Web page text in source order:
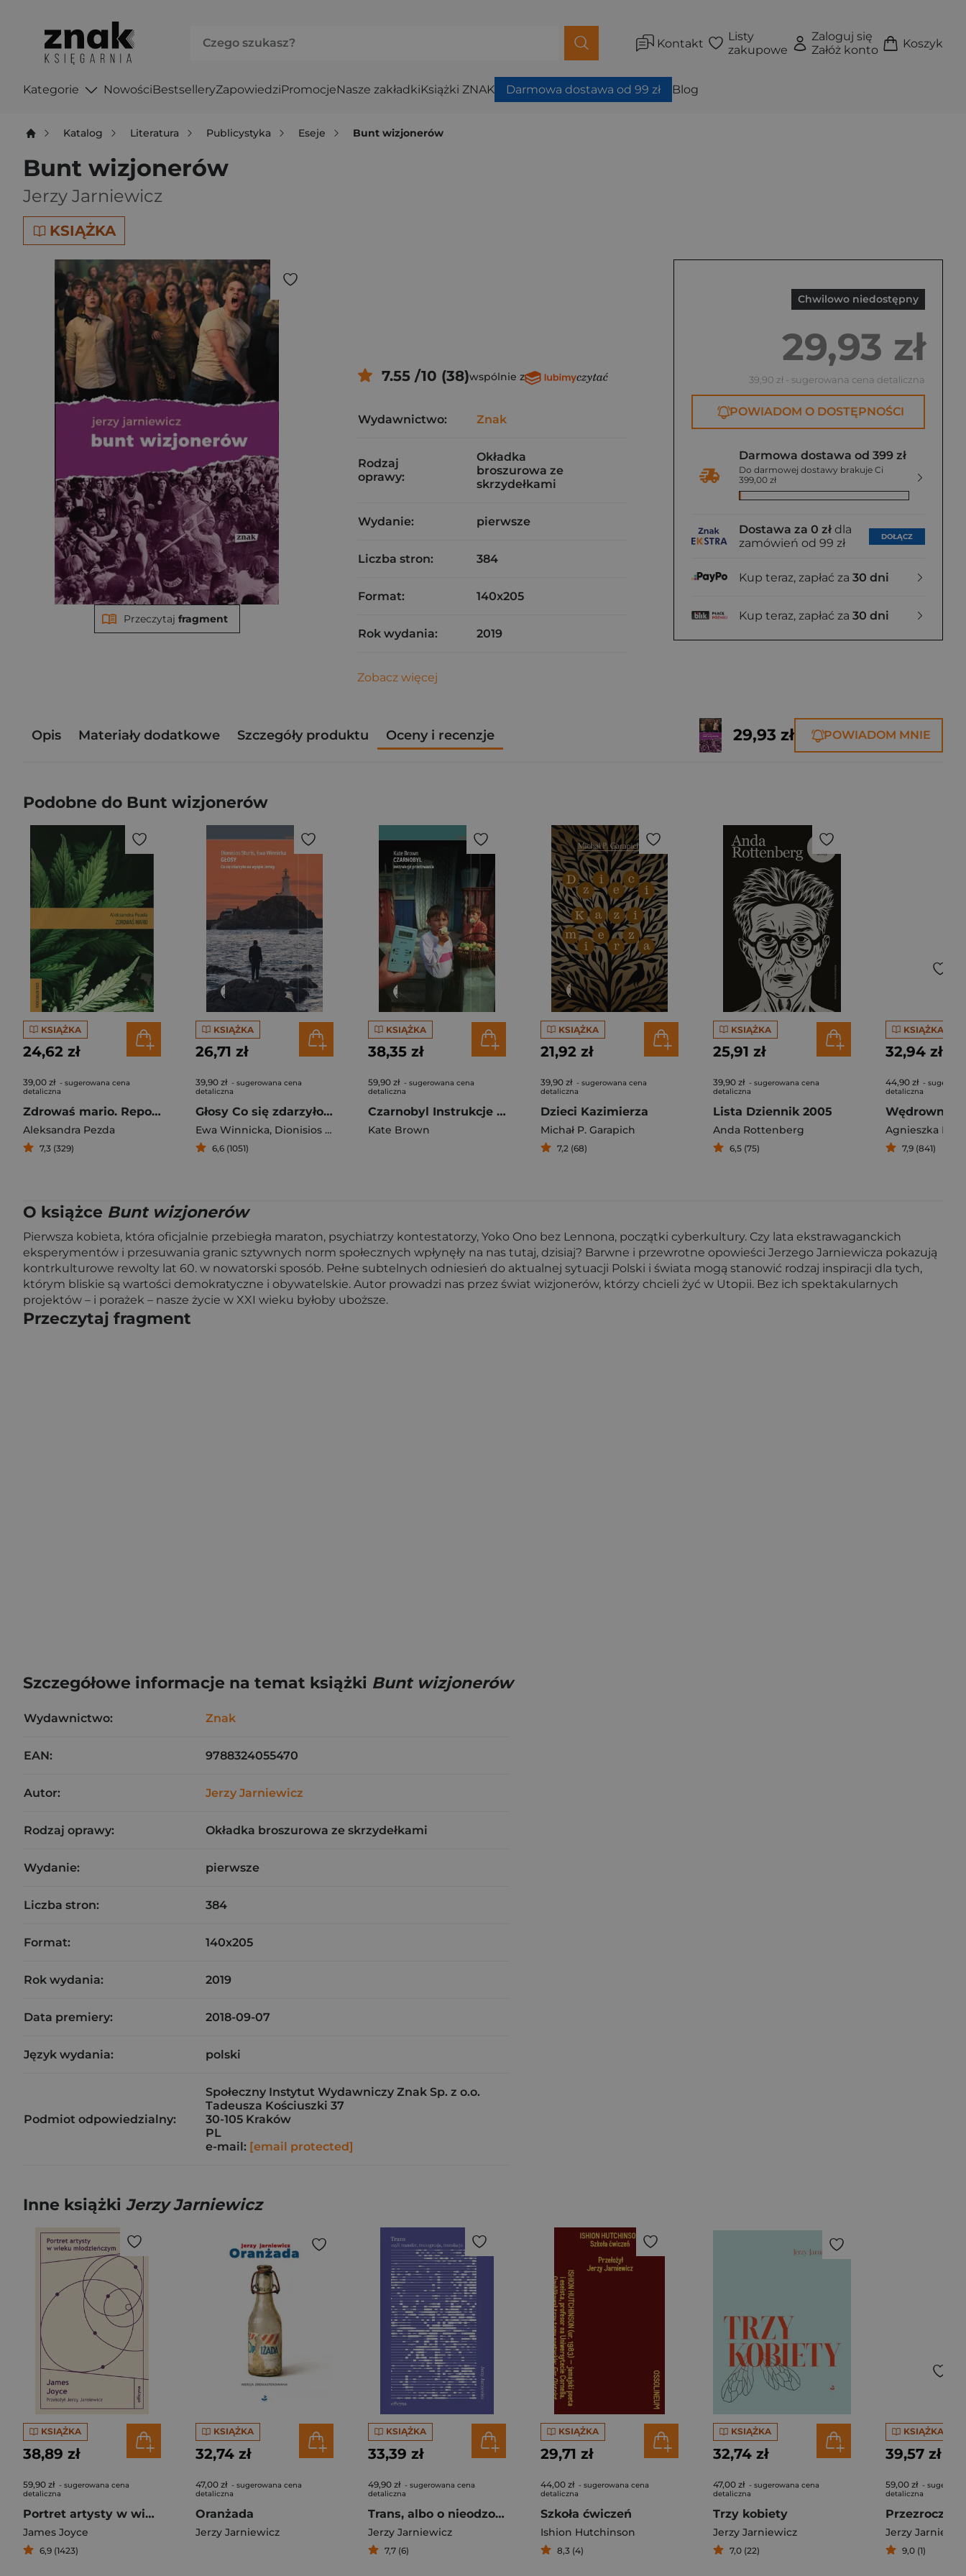
Kontakt
Listy
zakupowe
Zaloguj się
Załóż konto
Koszyk
Kategorie NowościBestselleryZapowiedziPromocjeNasze zakładkiKsiążki ZNAK Darmowa dostawa od 99 zł Blog
Katalog Literatura Publicystyka Eseje Bunt wizjonerów
Bunt wizjonerów
Jerzy Jarniewicz
KSIĄŻKA
Przeczytaj fragment
Chwilowo niedostępny
29,93 zł
39,90 zł - sugerowana cena detaliczna
POWIADOM O DOSTĘPNOŚCI
Darmowa dostawa od 399 zł
Do darmowej dostawy brakuje Ci
399,00 zł
Dostawa za 0 zł dla
zamówień od 99 zł
DOŁĄCZ
Kup teraz, zapłać za 30 dni
Kup teraz, zapłać za 30 dni
7.55 /10 (38)wspólnie z
Wydawnictwo: Znak
Rodzaj
oprawy:
Okładka
broszurowa ze
skrzydełkami
Wydanie: pierwsze
Liczba stron: 384
Format: 140x205
Rok wydania: 2019
Zobacz więcej
Opis Materiały dodatkowe Szczegóły produktu Oceny i recenzje 29,93 zł POWIADOM MNIE
Podobne do Bunt wizjonerów
KSIĄŻKA
24,62 zł
39,00 zł - sugerowana cena
detaliczna
Zdrowaś mario. Reportaże o medycznej marihuanie
Aleksandra Pezda
7,3 (329)
KSIĄŻKA
26,71 zł
39,90 zł - sugerowana cena
detaliczna
Głosy Co się zdarzyło na wyspie Jersey
Ewa Winnicka, Dionisios Sturis
6,6 (1051)
KSIĄŻKA
38,35 zł
59,90 zł - sugerowana cena
detaliczna
Czarnobyl Instrukcje przetrwania
Kate Brown
KSIĄŻKA
21,92 zł
39,90 zł - sugerowana cena
detaliczna
Dzieci Kazimierza
Michał P. Garapich
7,2 (68)
KSIĄŻKA
25,91 zł
39,90 zł - sugerowana cena
detaliczna
Lista Dziennik 2005
Anda Rottenberg
6,5 (75)
KSIĄŻKA
32,94 zł
44,90 zł -
detaliczna
Agnieszka
7,9 (841)
O książce Bunt wizjonerów
Pierwsza kobieta, która oficjalnie przebiegła maraton, psychiatrzy kontestatorzy, Yoko Ono bez Lennona, początki cyberkultury. Czy lata ekstrawaganckich
eksperymentów i przesuwania granic sztywnych norm społecznych wpłynęły na nas tutaj, dzisiaj? Barwne i przewrotne opowieści Jerzego Jarniewicza pokazują
kontrkulturowe rewolty lat 60. w nowatorski sposób. Pełne subtelnych odniesień do aktualnej sytuacji Polski i świata mogą stanowić rodzaj inspiracji dla tych,
którym bliskie są wartości demokratyczne i obywatelskie. Autor prowadzi nas przez świat wizjonerów, którzy chcieli żyć w Utopii. Bez ich spektakularnych
projektów – i porażek – nasze życie w XXI wieku byłoby uboższe.
Przeczytaj fragment
Szczegółowe informacje na temat książki Bunt wizjonerów
Wydawnictwo: Znak
EAN: 9788324055470
Autor: Jerzy Jarniewicz
Rodzaj oprawy: Okładka broszurowa ze skrzydełkami
Wydanie: pierwsze
Liczba stron: 384
Format: 140x205
Rok wydania: 2019
Data premiery: 2018-09-07
Język wydania: polski
Podmiot odpowiedzialny:
Społeczny Instytut Wydawniczy Znak Sp. z o.o.
Tadeusza Kościuszki 37
30-105 Kraków
PL
e-mail: [email protected]
Inne książki Jerzy Jarniewicz
KSIĄŻKA
38,89 zł
59,90 zł - sugerowana cena
detaliczna
Portret artysty w wieku młodzieńczym
James Joyce
6,9 (1423)
KSIĄŻKA
32,74 zł
47,00 zł - sugerowana cena
detaliczna
Oranżada
Jerzy Jarniewicz
KSIĄŻKA
33,39 zł
49,90 zł - sugerowana cena
detaliczna
Trans, albo o nieodzowności przekładu
Jerzy Jarniewicz
7,7 (6)
KSIĄŻKA
29,71 zł
44,00 zł - sugerowana cena
detaliczna
Szkoła ćwiczeń
Ishion Hutchinson
8,3 (4)
KSIĄŻKA
32,74 zł
47,00 zł - sugerowana cena
detaliczna
Trzy kobiety
Jerzy Jarniewicz
7,0 (22)
KSIĄŻKA
39,57 zł
59,00 zł -
detaliczna
Przezrocza
Jerzy
9,0 (1)